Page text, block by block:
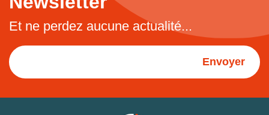
Et ne perdez aucune actualité...
Envoyer